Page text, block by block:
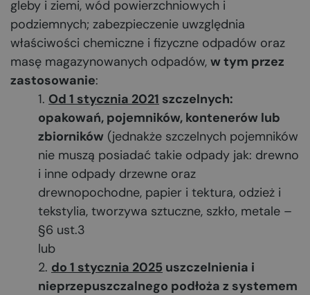
gleby i ziemi, wód powierzchniowych i
podziemnych; zabezpieczenie uwzględnia
właściwości chemiczne i fizyczne odpadów oraz
masę magazynowanych odpadów, w tym przez
zastosowanie:
Od 1 stycznia 2021 szczelnych:
opakowań, pojemników, kontenerów lub
zbiorników (jednakże szczelnych pojemników
nie muszą posiadać takie odpady jak: drewno
i inne odpady drzewne oraz
drewnopochodne, papier i tektura, odzież i
tekstylia, tworzywa sztuczne, szkło, metale –
§6 ust.3
lub
do 1 stycznia 2025 uszczelnienia i
nieprzepuszczalnego podłoża z systemem